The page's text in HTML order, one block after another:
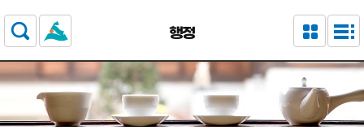
주요 메뉴로 건너뛰기
본문으로가기
행정